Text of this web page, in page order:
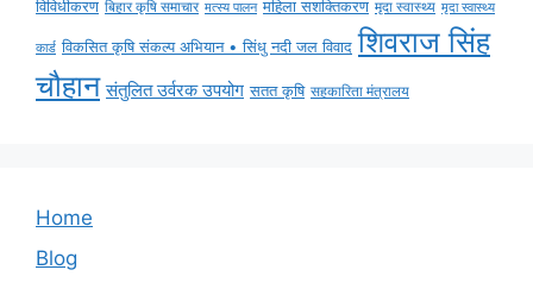
विविधीकरण बिहार कृषि समाचार मत्स्य पालन महिला सशक्तिकरण मृदा स्वास्थ्य मृदा स्वास्थ्य
कार्ड विकसित कृषि संकल्प अभियान • सिंधु नदी जल विवाद शिवराज सिंह
चौहान संतुलित उर्वरक उपयोग सतत कृषि सहकारिता मंत्रालय
Home
Blog